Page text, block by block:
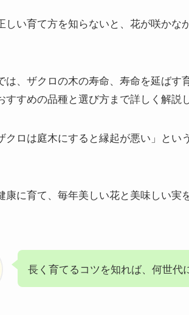
しい育て方を知らないと、花が咲かな
は、ザクロの木の寿命、寿命を延ば
すすめの品種と選び方まで詳しく解説
クロは庭木にすると縁起が悪い」とい
康に育て、毎年美しい花と美味しい実
長く育てるコツを知れば、何世代